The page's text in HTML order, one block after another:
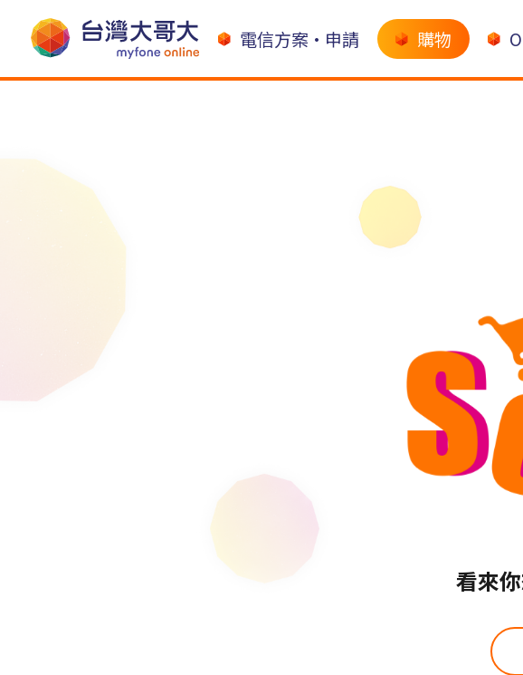
電信方案•申請 購物
看來